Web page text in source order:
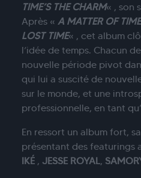
TIME’S THE CHARM« , son
Après « A MATTER OF TIME
LOST TIME« , cet album
l’idée de temps. Chacun
nouvelle période pivot
qui lui a suscité de
sur le monde, et une
professionnelle, en tant
En ressort un album fort,
présentant des featurings
IKÉ, JESSE ROYAL,